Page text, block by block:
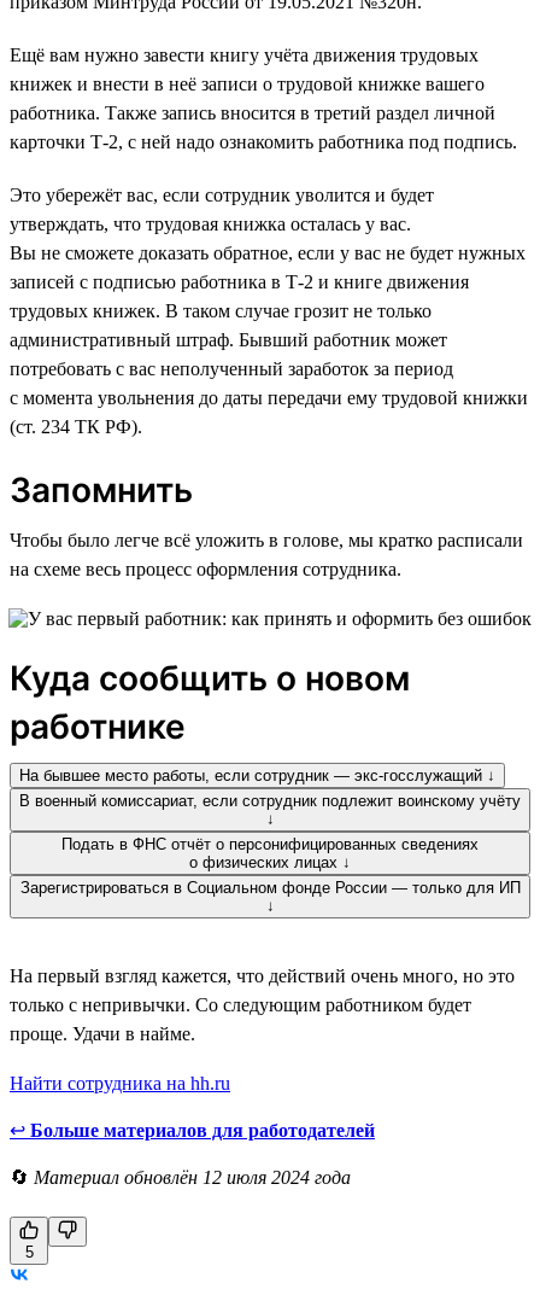
Ещё вам нужно завести книгу учёта движения трудовых
книжек и внести в неё записи о трудовой книжке вашего
работника. Также запись вносится в третий раздел личной
карточки Т-2, с ней надо ознакомить работника под подпись.
Это убережёт вас, если сотрудник уволится и будет
утверждать, что трудовая книжка осталась у вас.
Вы не сможете доказать обратное, если у вас не будет нужных
записей с подписью работника в Т-2 и книге движения
трудовых книжек. В таком случае грозит не только
административный штраф. Бывший работник может
потребовать с вас неполученный заработок за период
с момента увольнения до даты передачи ему трудовой книжки
(ст. 234 ТК РФ).
Запомнить
Чтобы было легче всё уложить в голове, мы кратко расписали
на схеме весь процесс оформления сотрудника.
Куда сообщить о новом
работнике
На бывшее место работы, если сотрудник — экс-госслужащий ↓
В военный комиссариат, если сотрудник подлежит воинскому учёту
↓
Подать в ФНС отчёт о персонифицированных сведениях
о физических лицах ↓
Зарегистрироваться в Социальном фонде России — только для ИП
↓
На первый взгляд кажется, что действий очень много, но это
только с непривычки. Со следующим работником будет
проще. Удачи в найме.
Найти сотрудника на hh.ru
↩ Больше материалов для работодателей
🔄 Материал обновлён 12 июля 2024 года
5